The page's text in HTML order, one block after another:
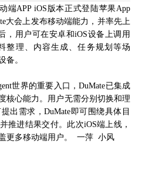
端APP iOS版本正式登陆苹果App
大会上发布移动端能力，并率先上
，用户可在安卓和iOS设备上调用
整理、内容生成、任务规划等场
备。
世界的重要入口，DuMate已集成
核心能力。用户无需分别切换和理
出需求，DuMate即可围绕具体目
推进结果交付。此次iOS端上线，
更多移动端用户。 一萍 小风